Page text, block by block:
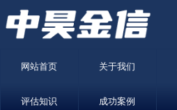
网站首页 关于我们
评估知识 成功案例